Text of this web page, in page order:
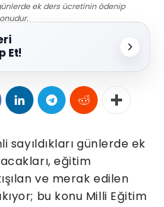
ek ders ücretinin ödenip
Et!
günlerde ek
eğitim
ve merak edilen
bu konu Milli Eğitim